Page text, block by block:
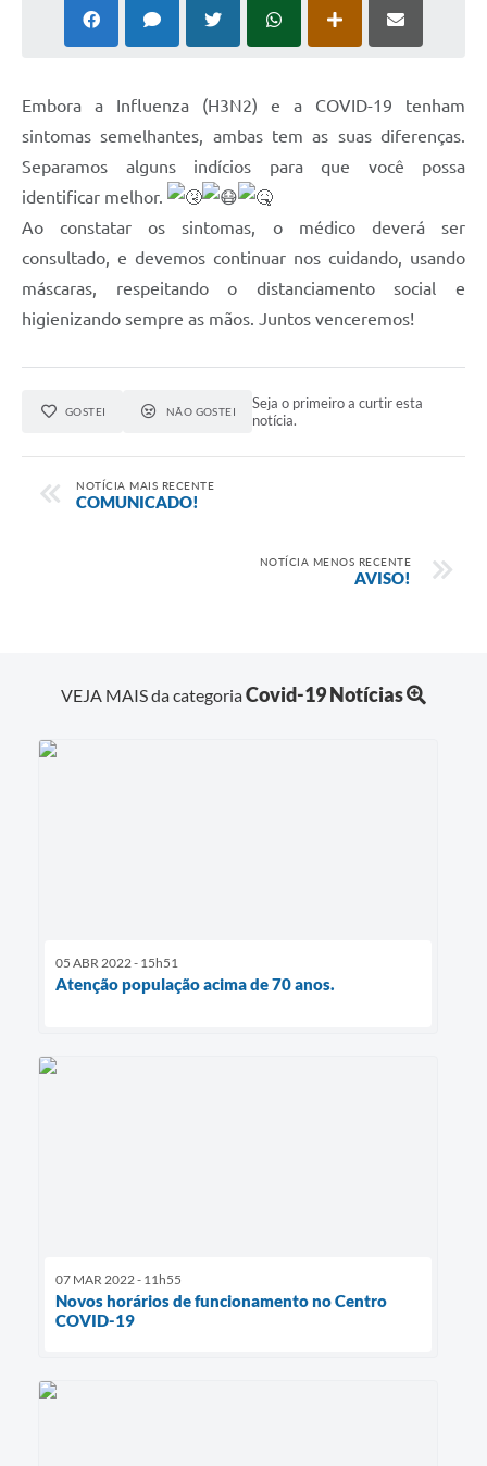
Embora a Influenza (H3N2) e a COVID-19 tenham
sintomas semelhantes, ambas tem as suas diferenças.
Separamos alguns indícios para que você possa
identificar melhor.
Ao constatar os sintomas, o médico deverá ser
consultado, e devemos continuar nos cuidando, usando
máscaras, respeitando o distanciamento social e
higienizando sempre as mãos. Juntos venceremos!
GOSTEI NÃO GOSTEI
Seja o primeiro a curtir esta
notícia.
NOTÍCIA MAIS RECENTE
COMUNICADO!
NOTÍCIA MENOS RECENTE
AVISO!
VEJA MAIS da categoriaCovid-19 Notícias
05 ABR 2022 - 15h51
Atenção população acima de 70 anos.
07 MAR 2022 - 11h55
Novos horários de funcionamento no Centro
COVID-19